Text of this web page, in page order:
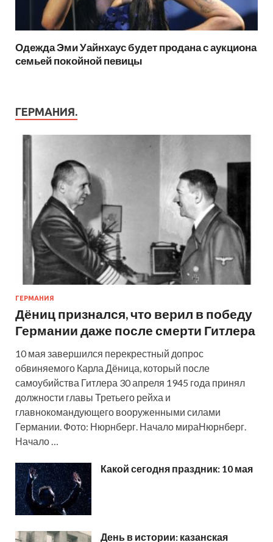
Одежда Эми Уайнхаус будет продана с аукциона
семьей покойной певицы
ГЕРМАНИЯ.
ГЕРМАНИЯ
Дёниц признался, что верил в победу
Германии даже после смерти Гитлера
10 мая завершился перекрестный допрос
обвиняемого Карла Дёница, который после
самоубийства Гитлера 30 апреля 1945 года принял
должности главы Третьего рейха и
главнокомандующего вооруженными силами
Германии. Фото: Нюрнберг. Начало мираНюрнберг.
Начало …
Какой сегодня праздник: 10 мая
День в истории: казанская